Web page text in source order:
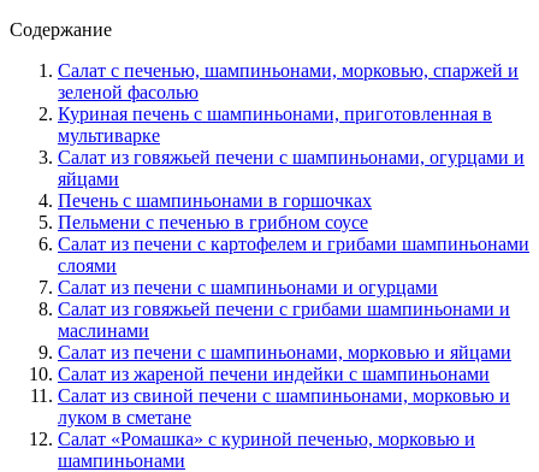
Содержание
Салат с печенью, шампиньонами, морковью, спаржей и
зеленой фасолью
Куриная печень с шампиньонами, приготовленная в
мультиварке
Салат из говяжьей печени с шампиньонами, огурцами и
яйцами
Печень с шампиньонами в горшочках
Пельмени с печенью в грибном соусе
Салат из печени с картофелем и грибами шампиньонами
слоями
Салат из печени с шампиньонами и огурцами
Салат из говяжьей печени с грибами шампиньонами и
маслинами
Салат из печени с шампиньонами, морковью и яйцами
Салат из жареной печени индейки с шампиньонами
Салат из свиной печени с шампиньонами, морковью и
луком в сметане
Салат «Ромашка» с куриной печенью, морковью и
шампиньонами